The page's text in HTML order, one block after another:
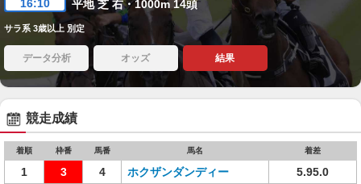
16:10 平地 芝 右・1000m 14頭
サラ系 3歳以上 別定
データ分析 オッズ 結果
競走成績
着順 枠番 馬番 馬名 着差
1 3 4 ホクザンダンディー
5.95.0